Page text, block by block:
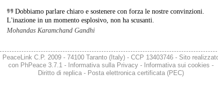
@peacelink - 6/8/2026 21:36
giornalerossoblu.it/ex-ilva-sc
il Governo ha annunciato l’intenzione di predisporre un
provvedimento straordinario per attenuare le conseguenze
economiche e sociali dello stop dell’area a caldo, invitando le
rappresentanze del territorio a presentare proposte operative.
Dobbiamo parlare chiaro e sostenere con forza le nostre convinzioni.
L'inazione in un momento esplosivo, non ha scusanti.
Mohandas Karamchand Gandhi
PeaceLink C.P. 2009 - 74100 Taranto (Italy) - CCP 13403746 - Sito
con PhPeace 3.7.1 - Informativa sulla Privacy- Informativa sui cookies -
Diritto di replica- Posta elettronica certificata (PEC)